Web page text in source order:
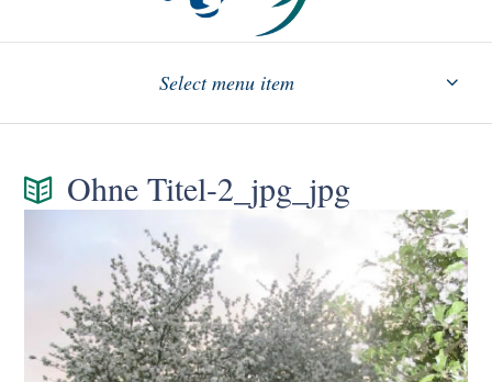
Select menu item
Ohne Titel-2_jpg_jpg